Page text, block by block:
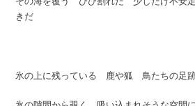
きだ
氷の上に残っている 鹿や狐 鳥たちの足